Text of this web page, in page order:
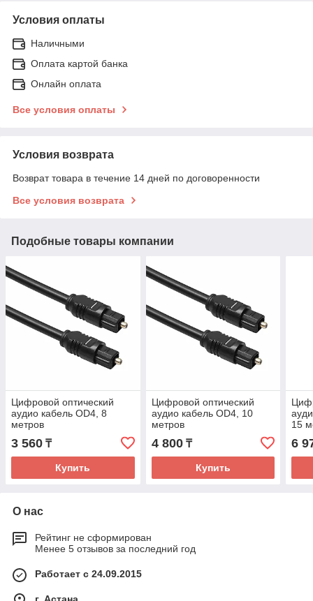
Условия оплаты
Наличными
Оплата картой банка
Онлайн оплата
Все условия оплаты
Условия возврата
Возврат товара в течение 14 дней по договоренности
Все условия возврата
Подобные товары компании
Цифровой оптический
аудио кабель OD4, 8
метров
3 560 ₸
Купить
Цифровой оптический
аудио кабель OD4, 10
метров
4 800₸
Купить
15
6
О нас
Рейтинг не сформирован
Менее 5 отзывов за последний год
Работает с 24.09.2015